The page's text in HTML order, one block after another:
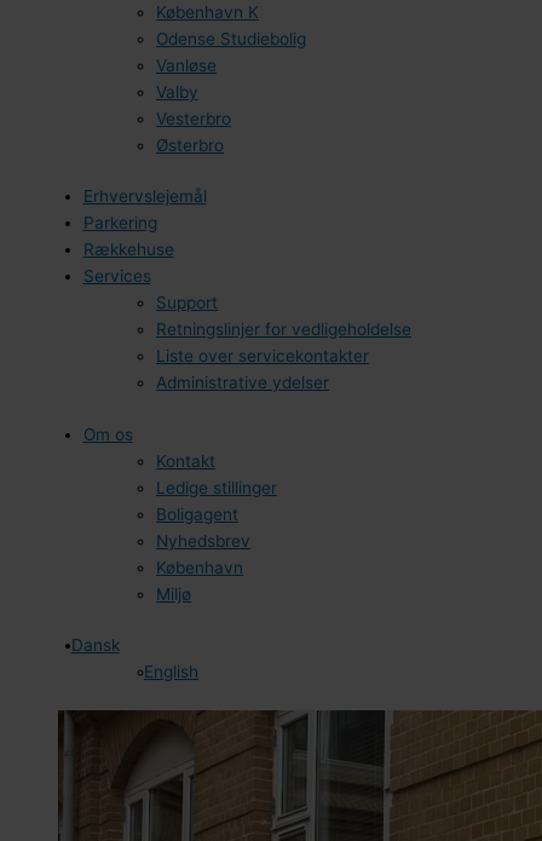
København K
Odense Studiebolig
Vanløse
Valby
Vesterbro
Østerbro
Erhvervslejemål
Parkering
Rækkehuse
Services
Support
Retningslinjer for vedligeholdelse
Liste over servicekontakter
Administrative ydelser
Om os
Kontakt
Ledige stillinger
Boligagent
Nyhedsbrev
København
Miljø
Dansk
English